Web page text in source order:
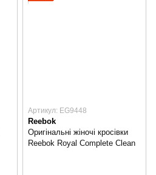
Артикул: EG9448
Reebok
Оригінальні жіночі кросівки
Reebok Royal Complete Clean